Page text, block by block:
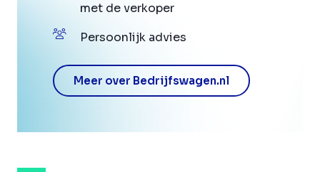
met de verkoper
Persoonlijk advies
Meer over Bedrijfswagen.nl